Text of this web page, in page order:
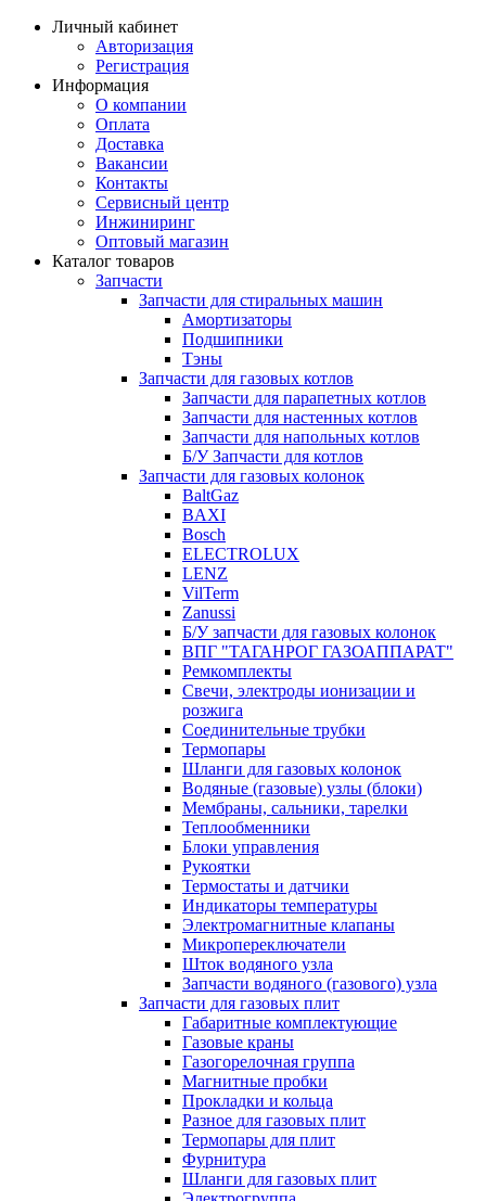
Личный кабинет
Авторизация
Регистрация
Информация
О компании
Оплата
Доставка
Вакансии
Контакты
Сервисный центр
Инжиниринг
Оптовый магазин
Каталог товаров
Запчасти
Запчасти для стиральных машин
Амортизаторы
Подшипники
Тэны
Запчасти для газовых котлов
Запчасти для парапетных котлов
Запчасти для настенных котлов
Запчасти для напольных котлов
Б/У Запчасти для котлов
Запчасти для газовых колонок
BaltGaz
BAXI
Bosch
ELECTROLUX
LENZ
VilTerm
Zanussi
Б/У запчасти для газовых колонок
ВПГ "ТАГАНРОГ ГАЗОАППАРАТ"
Ремкомплекты
Свечи, электроды ионизации и
розжига
Соединительные трубки
Термопары
Шланги для газовых колонок
Водяные (газовые) узлы (блоки)
Мембраны, сальники, тарелки
Теплообменники
Блоки управления
Рукоятки
Термостаты и датчики
Индикаторы температуры
Электромагнитные клапаны
Микропереключатели
Шток водяного узла
Запчасти водяного (газового) узла
Запчасти для газовых плит
Габаритные комплектующие
Газовые краны
Газогорелочная группа
Магнитные пробки
Прокладки и кольца
Разное для газовых плит
Термопары для плит
Фурнитура
Шланги для газовых плит